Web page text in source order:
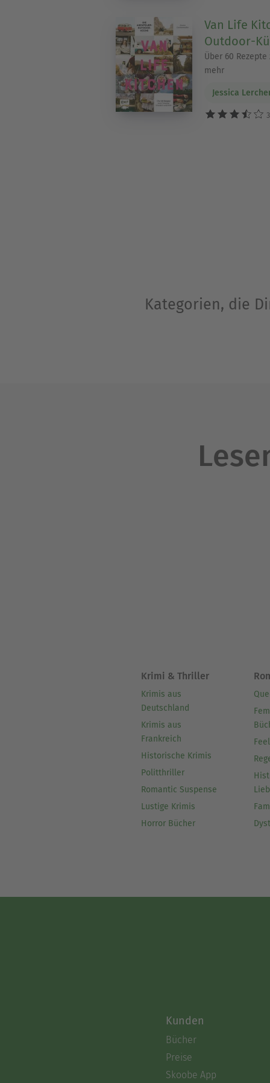
Van Life
Outdoor-
Über 60
mehr
Jessica
Kategorien, die
Krimi & Thriller
Krimis aus
Deutschland
Krimis aus
Frankreich
Historische Krimis
Politthriller
Romantic Suspense
Lustige Krimis
Horror Bücher
Kunden
Bücher
Preise
Skoobe App